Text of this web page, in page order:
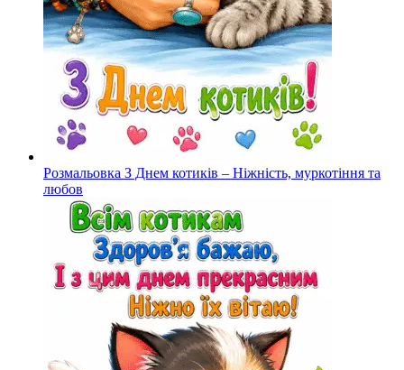
Розмальовка З Днем котиків – Ніжність, муркотіння та
любов